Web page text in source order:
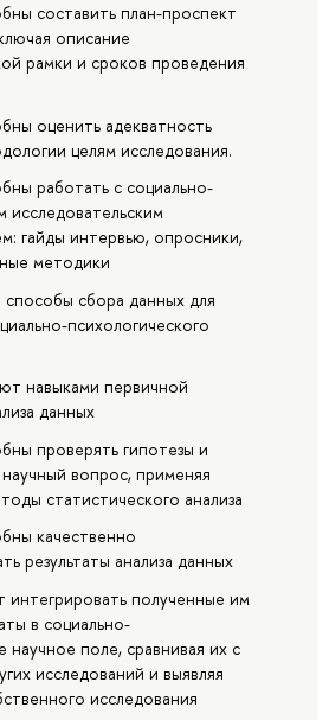
составить план-проспект
описание
рамки и сроков проведения
оценить адекватность
целям исследования.
работать с социально-
исследовательским
гайды интервью, опросники,
методики
сбора данных для
психологического
навыками первичной
данных
проверять гипотезы и
вопрос, применяя
статистического анализа
качественно
результаты анализа данных
полученные им
в социально-
научное поле, сравнивая их с
исследований и выявляя
исследования